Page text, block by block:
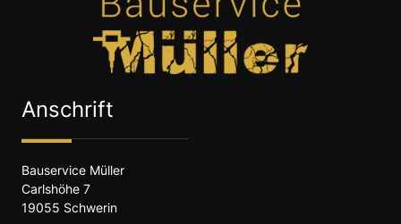
Anschrift
Bauservice Müller
Carlshöhe 7
19055 Schwerin